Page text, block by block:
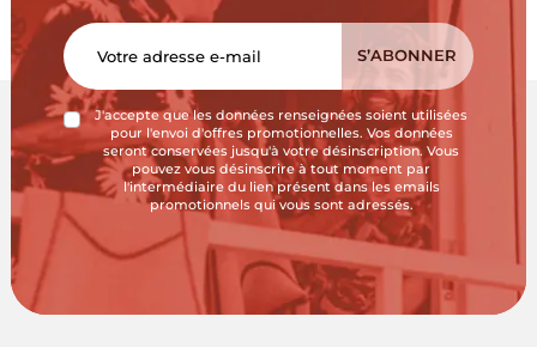
J'accepte que les données renseignées soient utilisées
pour l'envoi d'offres promotionnelles. Vos données
seront conservées jusqu'à votre désinscription. Vous
pouvez vous désinscrire à tout moment par
l'intermédiaire du lien présent dans les emails
promotionnels qui vous sont adressés.